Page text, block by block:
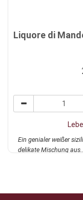
Liquore di
Ein genialer weißer
delikate Mischung